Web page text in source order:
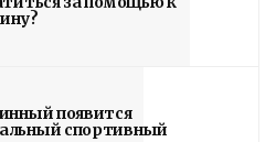
появится
спортивный